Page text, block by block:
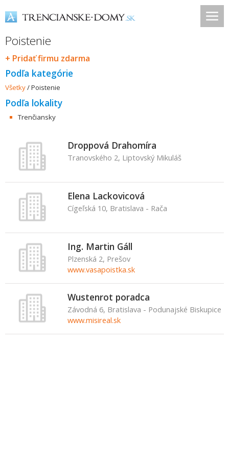
Poistenie
+ Pridať firmu zdarma
Podľa kategórie
Všetky/Poistenie
Podľa lokality
Trenčiansky
Droppová Drahomíra
Tranovského 2, Liptovský Mikuláš
Elena Lackovicová
Cígeľská 10, Bratislava - Rača
Ing. Martin Gáll
Plzenská 2, Prešov
www.vasapoistka.sk
Wustenrot poradca
Závodná 6, Bratislava - Podunajské Biskupice
www.misireal.sk